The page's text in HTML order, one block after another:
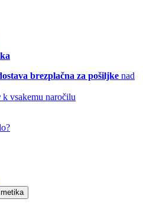
brezplačna za pošiljke nad
k vsakemu naročilu